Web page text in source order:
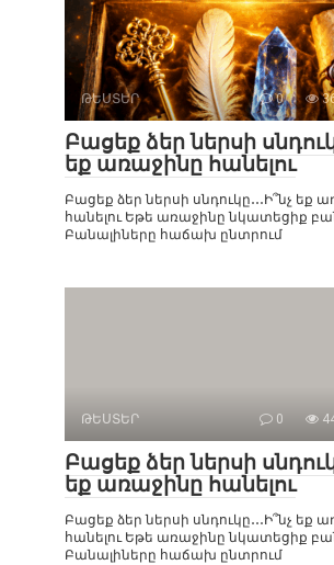
ԹԵՍՏԵՐ 0
Բացեք ձեր ներսի
եք առաջինը հանելու
Բացեք ձեր ներսի սնդուկը․․․Ի՞նչ եք
հանելու Եթե ​​առաջինը նկատեցիք
Բանալիները հաճախ ընտրում
ԹԵՍՏԵՐ 0
Բացեք ձեր ներսի
եք առաջինը հանելու
Բացեք ձեր ներսի սնդուկը․․․Ի՞նչ եք
հանելու Եթե ​​առաջինը նկատեցիք
Բանալիները հաճախ ընտրում